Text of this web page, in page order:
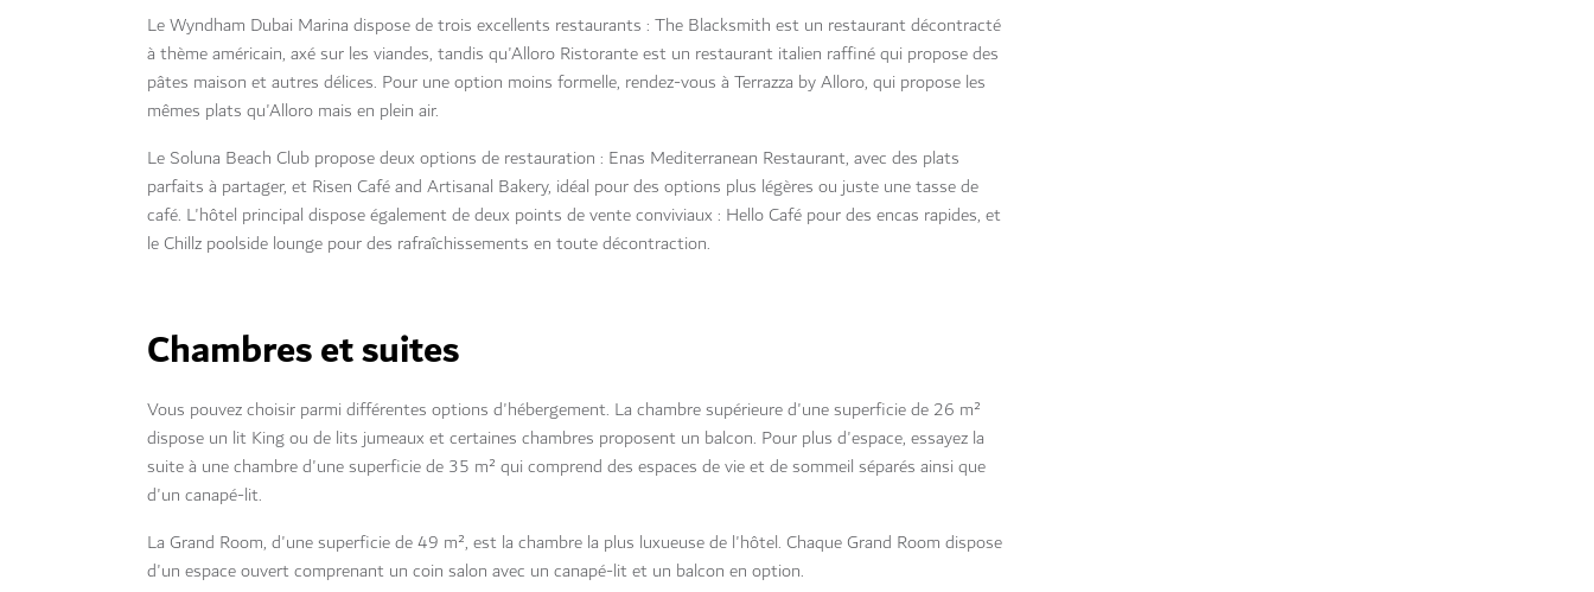
Le Wyndham Dubai Marina dispose de trois excellents restaurants : The Blacksmith est un restaurant décontracté
à thème américain, axé sur les viandes, tandis qu'Alloro Ristorante est un restaurant italien raffiné qui propose des
pâtes maison et autres délices. Pour une option moins formelle, rendez-vous à Terrazza by Alloro, qui propose les
mêmes plats qu'Alloro mais en plein air.
Le Soluna Beach Club propose deux options de restauration : Enas Mediterranean Restaurant, avec des plats
parfaits à partager, et Risen Café and Artisanal Bakery, idéal pour des options plus légères ou juste une tasse de
café. L'hôtel principal dispose également de deux points de vente conviviaux : Hello Café pour des encas rapides, et
le Chillz poolside lounge pour des rafraîchissements en toute décontraction.
Chambres et suites
Vous pouvez choisir parmi différentes options d'hébergement. La chambre supérieure d'une superficie de 26 m²
dispose un lit King ou de lits jumeaux et certaines chambres proposent un balcon. Pour plus d'espace, essayez la
suite à une chambre d'une superficie de 35 m² qui comprend des espaces de vie et de sommeil séparés ainsi que
d'un canapé-lit.
La Grand Room, d'une superficie de 49 m², est la chambre la plus luxueuse de l'hôtel. Chaque Grand Room dispose
d'un espace ouvert comprenant un coin salon avec un canapé-lit et un balcon en option.